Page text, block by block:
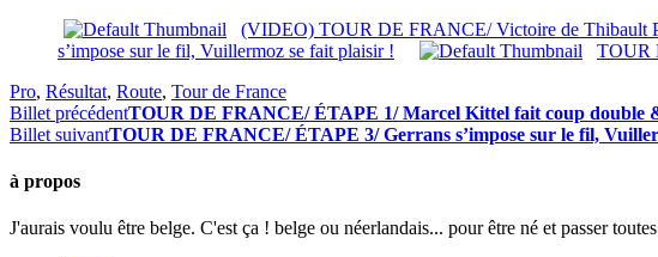
(VIDEO) TOUR DE FRANCE/ Victoire de Thibault
s’impose sur le fil, Vuillermoz se fait plaisir !
TOUR
Pro, Résultat, Route, Tour de France
Billet précédentTOUR DE FRANCE/ ÉTAPE 1/ Marcel Kittel fait coup double
Billet suivantTOUR DE FRANCE/ ÉTAPE 3/ Gerrans s’impose sur le fil,
à propos
J'aurais voulu être belge. C'est ça ! belge ou néerlandais... pour être né et passer